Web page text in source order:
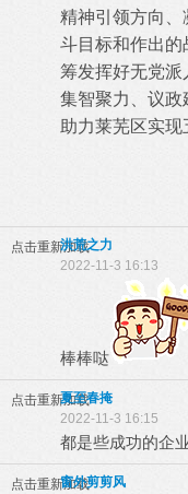
精神引领方向、
斗目标和作出的
筹发挥好无党派
集智聚力、议政
助力莱芜区实
点击重新加载
洪荒之力
2022-11-3 16:13
棒棒哒
点击重新加载
夏至春掩
2022-11-3 16:15
都是些成
点击重新加载窗外剪剪风